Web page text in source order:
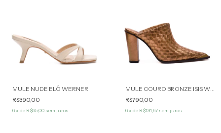
MULE NUDE ELÔ WERNER
R$390,00
6x de R$65,00 sem juros
R$790,00
6x de R$131,67 sem juros